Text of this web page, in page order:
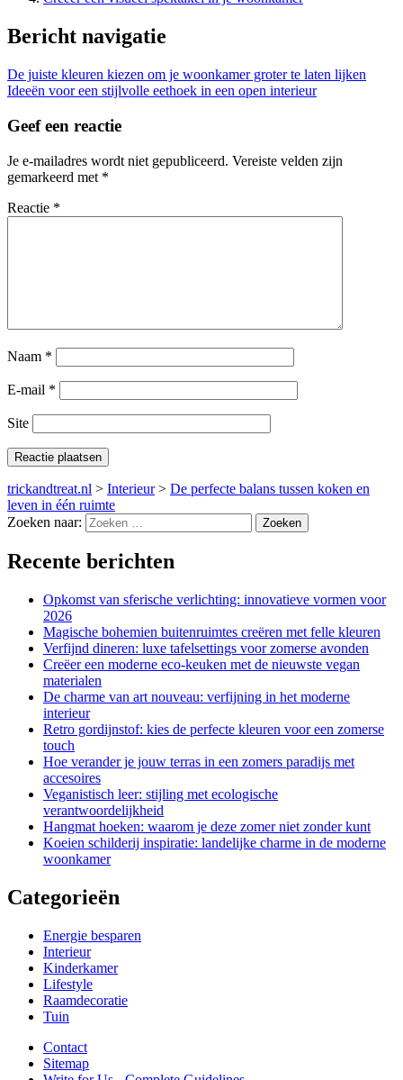
Bericht navigatie
De juiste kleuren kiezen om je woonkamer groter te laten lijken
Ideeën voor een stijlvolle eethoek in een open interieur
Geef een reactie
Je e-mailadres wordt niet gepubliceerd. Vereiste velden zijn
gemarkeerd met *
Reactie *
Naam *
E-mail *
Site
trickandtreat.nl > Interieur> De perfecte balans tussen koken en
leven in één ruimte
Zoeken naar:
Recente berichten
Opkomst van sferische verlichting: innovatieve vormen voor
2026
Magische bohemien buitenruimtes creëren met felle kleuren
Verfijnd dineren: luxe tafelsettings voor zomerse avonden
Creëer een moderne eco-keuken met de nieuwste vegan
materialen
De charme van art nouveau: verfijning in het moderne
interieur
Retro gordijnstof: kies de perfecte kleuren voor een zomerse
touch
Hoe verander je jouw terras in een zomers paradijs met
accesoires
Veganistisch leer: stijling met ecologische
verantwoordelijkheid
Hangmat hoeken: waarom je deze zomer niet zonder kunt
Koeien schilderij inspiratie: landelijke charme in de moderne
woonkamer
Categorieën
Energie besparen
Interieur
Kinderkamer
Lifestyle
Raamdecoratie
Tuin
Contact
Sitemap